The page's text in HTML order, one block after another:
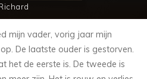
mijn vader, vorig jaar mijn
De laatste ouder is gestorven.
het de eerste is. De tweede is